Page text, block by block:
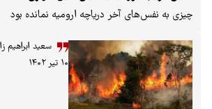
آخر دریاچه ارومیه نمانده بود
سعید ابراهیم زاده
۱۰ تیر ۱۴۰۲